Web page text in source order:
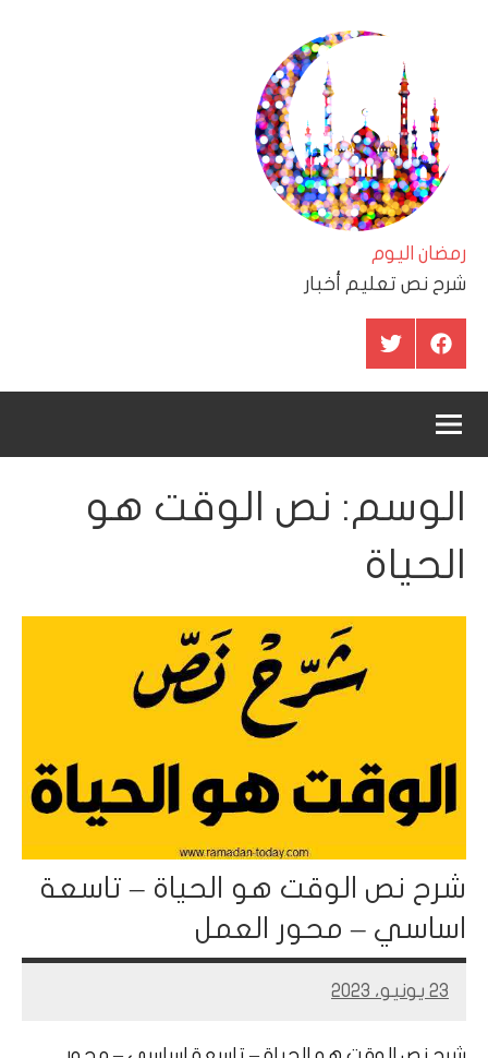
رمضان اليوم
شرح نص تعليم أخبار
عنصر
القائمة
عنصر
القائمة
الوسم: نص الوقت هو
الحياة
شرح نص الوقت هو الحياة – تاسعة
اساسي – محور العمل
23 يونيو، 2023
Mohamed